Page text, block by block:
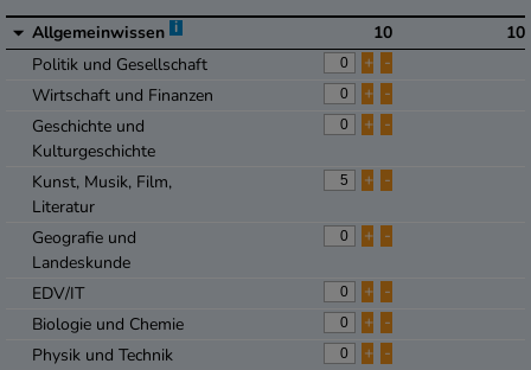
Allgemeinwissen i 10
10
Politik und Gesellschaft
+ -
Wirtschaft und Finanzen
+ -
Geschichte und
Kulturgeschichte
+ -
Kunst, Musik, Film,
Literatur
+ -
Geografie und
Landeskunde
+ -
EDV/IT + -
Biologie und Chemie
+ -
Physik und Technik
+ -